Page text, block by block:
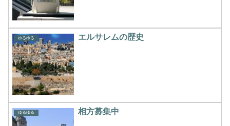
ゆるゆる エルサレムの歴史
ゆるゆる 相方募集中